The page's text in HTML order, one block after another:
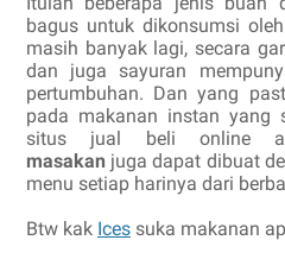
bagus untuk dikonsumsi
masih banyak lagi, secara
dan juga sayuran
pertumbuhan. Dan yang
pada makanan instan yang
situs jual beli online
masakan juga dapat dibuat
menu setiap harinya dari
Btw kak Ices suka makanan